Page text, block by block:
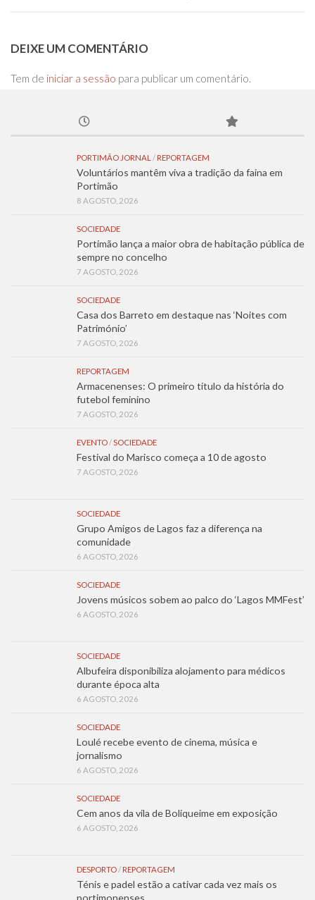
DEIXE UM COMENTÁRIO
Tem de iniciar a sessão para publicar um comentário.
PORTIMÃO JORNAL / REPORTAGEM
Voluntários mantêm viva a tradição da faina em
Portimão
8 AGOSTO, 2026
SOCIEDADE
Portimão lança a maior obra de habitação pública de
sempre no concelho
7 AGOSTO, 2026
SOCIEDADE
Casa dos Barreto em destaque nas ‘Noites com
Património’
7 AGOSTO, 2026
REPORTAGEM
Armacenenses: O primeiro título da história do
futebol feminino
7 AGOSTO, 2026
EVENTO/SOCIEDADE
Festival do Marisco começa a 10 de agosto
7 AGOSTO, 2026
SOCIEDADE
Grupo Amigos de Lagos faz a diferença na
comunidade
6 AGOSTO, 2026
SOCIEDADE
Jovens músicos sobem ao palco do ‘Lagos MMFest’
6 AGOSTO, 2026
SOCIEDADE
Albufeira disponibiliza alojamento para médicos
durante época alta
6 AGOSTO, 2026
SOCIEDADE
Loulé recebe evento de cinema, música e
jornalismo
6 AGOSTO, 2026
SOCIEDADE
Cem anos da vila de Boliqueime em exposição
6 AGOSTO, 2026
DESPORTO/ REPORTAGEM
Ténis e padel estão a cativar cada vez mais os
portimonenses